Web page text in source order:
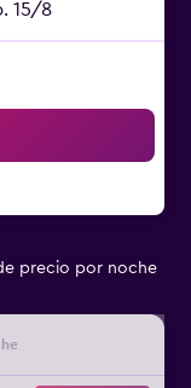
15/8
precio por noche